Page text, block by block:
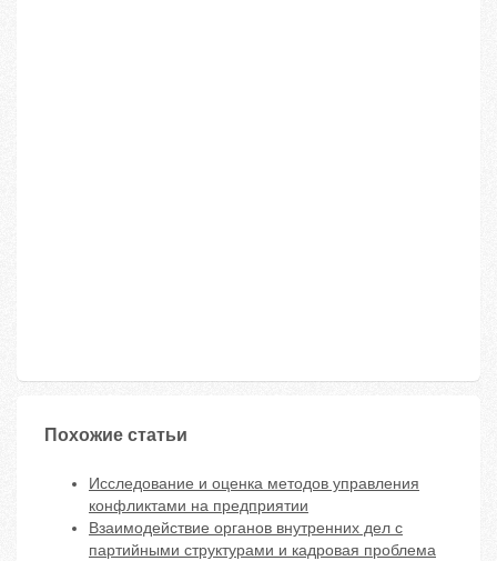
Похожие статьи
Исследование и оценка методов управления
конфликтами на предприятии
Взаимодействие органов внутренних дел с
партийными структурами и кадровая проблема